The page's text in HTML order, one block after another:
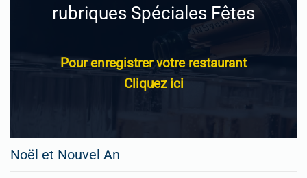
rubriques Spéciales Fêtes
Pour enregistrer votre restaurant
Cliquez ici
Noël et Nouvel An